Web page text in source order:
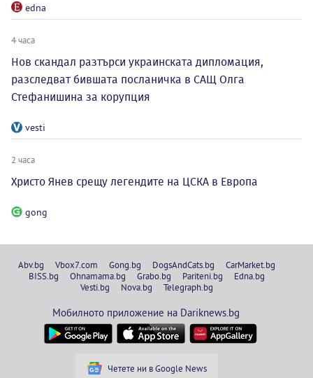
edna
4 часа
Нов скандал разтърси украинската дипломация,
разследват бившата посланичка в САЩ Олга
Стефанишина за корупция
vesti
2 часа
Христо Янев срещу легендите на ЦСКА в Европа
gong
Abv.bg Vbox7.com Gong.bg DogsAndCats.bg
CarMarket.bg
BISS.bg
Ohnamama.bg Grabo.bg Pariteni.bg
Edna.bg
Vesti.bg
Nova.bg Telegraph.bg
Мобилното приложение на Dariknews.bg
Четете ни в Google News